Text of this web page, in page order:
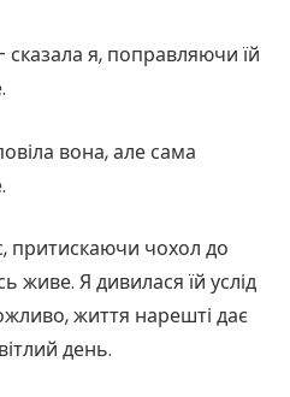
я, поправляючи їй
вона, але сама
притискаючи чохол до
живе. Я дивилася їй услід
життя нарешті дає
день.